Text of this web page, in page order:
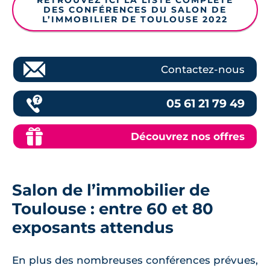
DES CONFÉRENCES DU SALON DE
L’IMMOBILIER DE TOULOUSE 2022
Contactez-nous
05 61 21 79 49
Découvrez nos offres
Salon de l’immobilier de
Toulouse : entre 60 et 80
exposants attendus
En plus des nombreuses conférences prévues,